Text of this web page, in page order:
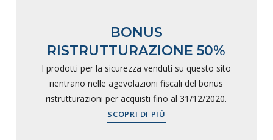
BONUS
RISTRUTTURAZIONE 50%
I prodotti per la sicurezza venduti su questo sito
rientrano nelle agevolazioni fiscali del bonus
ristrutturazioni per acquisti fino al 31/12/2020.
SCOPRI DI PIÙ